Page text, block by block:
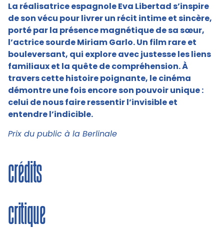
crédits
critique
La réalisatrice espagnole Eva Libertad s’inspire
de son vécu pour livrer un récit intime et sincère,
porté par la présence magnétique de sa sœur,
l’actrice sourde Miriam Garlo. Un film rare et
bouleversant, qui explore avec justesse les liens
familiaux et la quête de compréhension. À
travers cette histoire poignante, le cinéma
démontre une fois encore son pouvoir unique :
celui de nous faire ressentir l’invisible et
entendre l’indicible.
Prix du public à la Berlinale